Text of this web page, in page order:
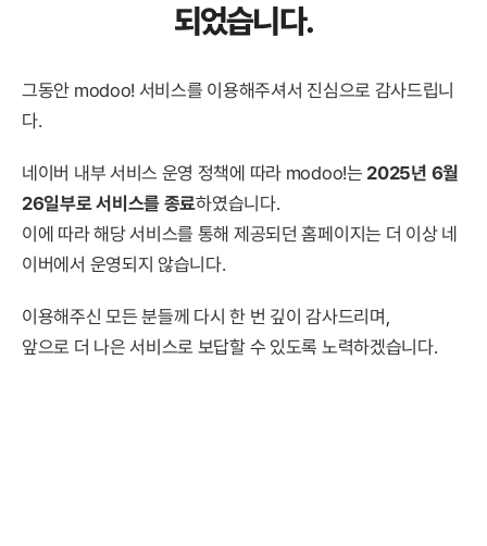
되었습니다.
그동안 modoo! 서비스를 이용해주셔서 진심으로 감사드립니
다.
네이버 내부 서비스 운영 정책에 따라 modoo!는 2025년 6월
26일부로 서비스를 종료하였습니다.
이에 따라 해당 서비스를 통해 제공되던 홈페이지는 더 이상 네
이버에서 운영되지 않습니다.
이용해주신 모든 분들께 다시 한 번 깊이 감사드리며,
앞으로 더 나은 서비스로 보답할 수 있도록 노력하겠습니다.